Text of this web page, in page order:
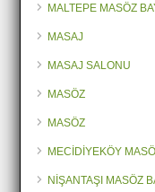
MALTEPE MASÖZ
MASAJ
MASAJ SALONU
MASÖZ
MASÖZ
MECİDİYEKÖY
NİŞANTAŞI MASÖZ